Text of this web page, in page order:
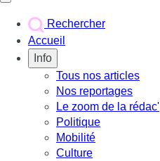
Rechercher
Accueil
Info
Tous nos articles
Nos reportages
Le zoom de la rédac'
Politique
Mobilité
Culture